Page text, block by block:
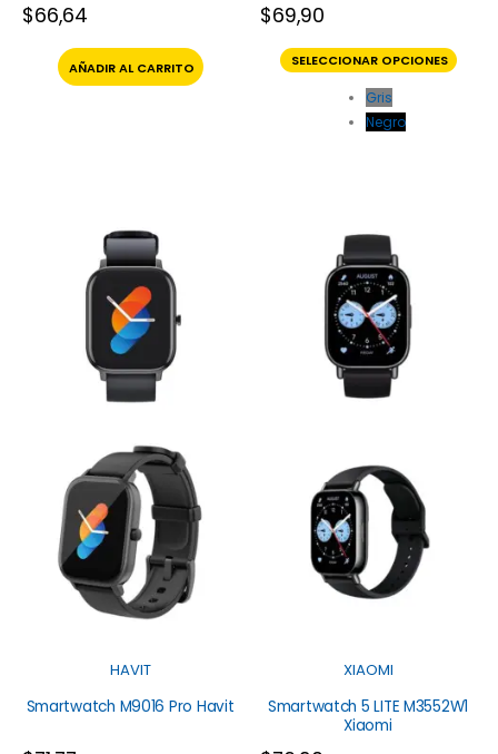
$66,64
AÑADIR AL CARRITO
$69,90
SELECCIONAR OPCIONES
Gris
Negro
HAVIT
Smartwatch M9016 Pro Havit
XIAOMI
Smartwatch 5 LITE M3552W1
Xiaomi